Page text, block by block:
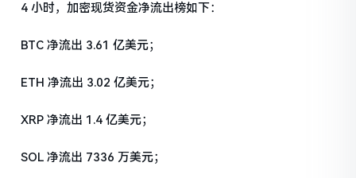
4 小时，加密现货资金净流出榜如下：
BTC 净流出 3.61 亿美元；
ETH 净流出 3.02 亿美元；
XRP 净流出 1.4 亿美元；
SOL 净流出 7336 万美元；